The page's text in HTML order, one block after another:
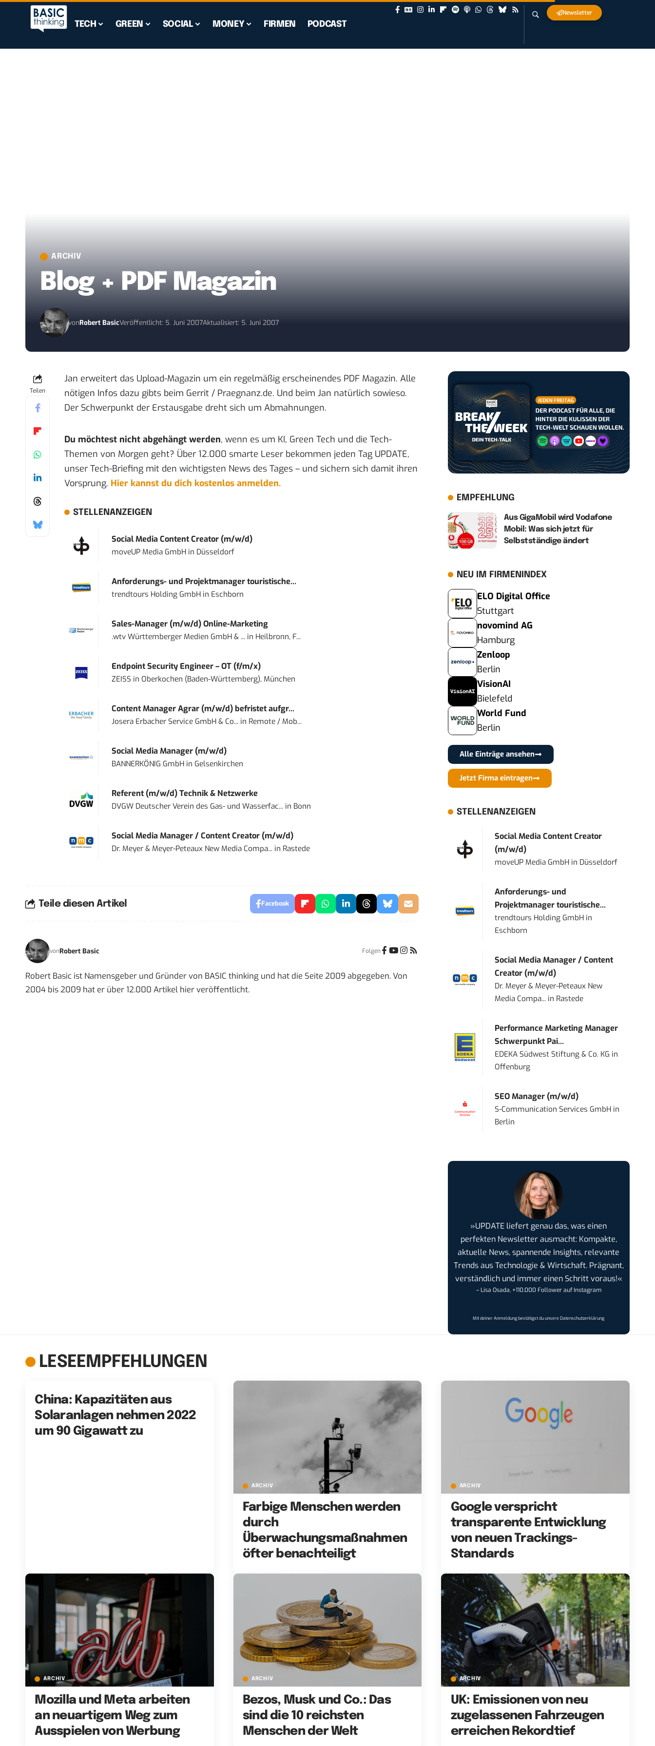
TECH GREEN SOCIAL MONEY FIRMEN PODCAST
Newsletter
ARCHIV
Blog + PDF Magazin
vonRobert BasicVeröffentlicht: 5. Juni 2007Aktualisiert: 5. Juni 2007
Teilen
Jan erweitert das Upload-Magazin um ein regelmäßig erscheinendes PDF Magazin. Alle
nötigen Infos dazu gibts beim Gerrit / Praegnanz.de. Und beim Jan natürlich sowieso.
Der Schwerpunkt der Erstausgabe dreht sich um Abmahnungen.
Du möchtest nicht abgehängt werden, wenn es um KI, Green Tech und die Tech-
Themen von Morgen geht? Über 12.000 smarte Leser bekommen jeden Tag UPDATE,
unser Tech-Briefing mit den wichtigsten News des Tages – und sichern sich damit ihren
Vorsprung. Hier kannst du dich kostenlos anmelden.
STELLENANZEIGEN
Social Media Content Creator (m/w/d)
moveUP Media GmbHin Düsseldorf
Anforderungs- und Projektmanager touristische...
trendtours Holding GmbHin Eschborn
Sales-Manager (m/w/d) Online-Marketing
.wtv Württemberger Medien GmbH & ...in Heilbronn, F...
Endpoint Security Engineer – OT (f/m/x)
ZEISS in Oberkochen (Baden-Württemberg), München
Content Manager Agrar (m/w/d) befristet aufgr...
Josera Erbacher Service GmbH & Co...in Remote / Mob...
Social Media Manager (m/w/d)
BANNERKÖNIG GmbHin Gelsenkirchen
Referent (m/w/d) Technik & Netzwerke
DVGW Deutscher Verein des Gas- und Wasserfac...in Bonn
Social Media Manager / Content Creator (m/w/d)
Dr. Meyer & Meyer-Peteaux New Media Compa...in Rastede
Teile diesen Artikel Facebook
vonRobert Basic Folgen
Robert Basic ist Namensgeber und Gründer von BASIC thinking und hat die Seite 2009 abgegeben. Von
2004 bis 2009 hat er über 12.000 Artikel hier veröffentlicht.
EMPFEHLUNG
Aus GigaMobil wird Vodafone
Mobil: Was sich jetzt für
Selbstständige ändert
NEU IM FIRMENINDEX
ELO Digital Office
Stuttgart
novomind AG
Hamburg
Zenloop
Berlin
VisionAI
Bielefeld
World Fund
Berlin
Alle Einträge ansehen
Jetzt Firma eintragen
STELLENANZEIGEN
Social Media Content Creator
(m/w/d)
moveUP Media GmbH in Düsseldorf
Anforderungs- und
Projektmanager touristische...
trendtours Holding GmbH in
Eschborn
Social Media Manager / Content
Creator (m/w/d)
Dr. Meyer & Meyer-Peteaux New
Media Compa... in Rastede
Performance Marketing Manager
Schwerpunkt Pai...
EDEKA Südwest Stiftung & Co. KG in
Offenburg
SEO Manager (m/w/d)
S-Communication Services GmbH in
Berlin
»UPDATE liefert genau das, was einen
perfekten Newsletter ausmacht: Kompakte,
aktuelle News, spannende Insights, relevante
Trends aus Technologie & Wirtschaft. Prägnant,
verständlich und immer einen Schritt voraus!«
– Lisa Osada, +110.000 Follower auf Instagram
Mit deiner Anmeldung bestätigst du unsereDatenschutzerklärung
LESEEMPFEHLUNGEN
China: Kapazitäten aus
Solaranlagen nehmen 2022
um 90 Gigawatt zu
ARCHIV
Farbige Menschen werden
durch
Überwachungsmaßnahmen
öfter benachteiligt
ARCHIV
Google verspricht
transparente Entwicklung
von neuen Trackings-
Standards
ARCHIV
Mozilla und Meta arbeiten
an neuartigem Weg zum
Ausspielen von Werbung
ARCHIV
Bezos, Musk und Co.: Das
sind die 10 reichsten
Menschen der Welt
ARCHIV
UK: Emissionen von neu
zugelassenen Fahrzeugen
erreichen Rekordtief